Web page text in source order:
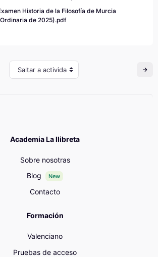
Historia de la Filosofía de Murcia
de 2025).pdf
Saltar a actividad
Academia La llibreta
Sobre nosotras
Blog
New
Contacto
Formación
Valenciano
Pruebas de acceso